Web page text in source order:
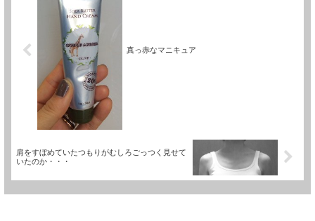
真っ赤なマニキュア
肩をすぼめていたつもりがむしろごっつく見せて
いたのか・・・